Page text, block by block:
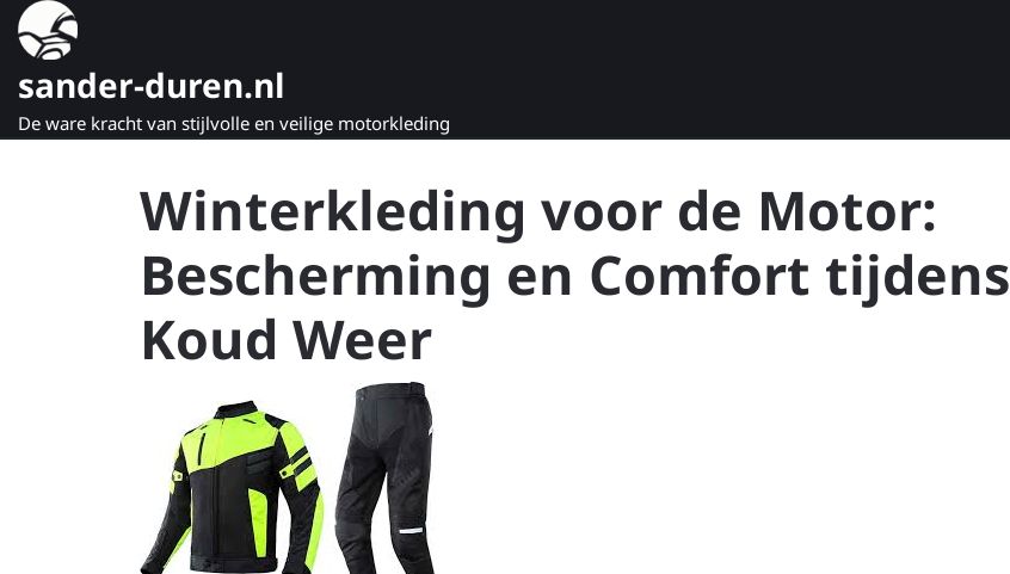
Naar
de
gaansander-duren.nl
De ware kracht van stijlvolle en veilige motorkleding
Winterkleding voor de Motor:
Bescherming en Comfort tijdens
Koud Weer